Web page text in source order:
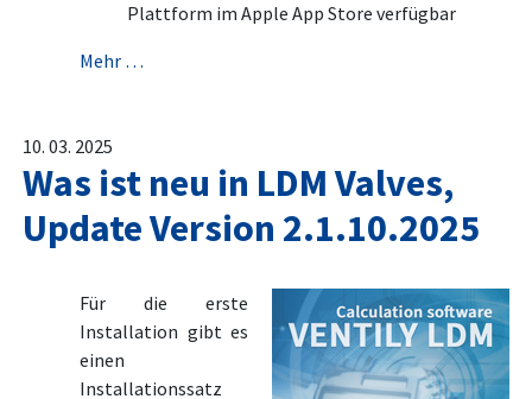
Plattform im Apple App Store verfügbar
Mehr …
10. 03. 2025
Was ist neu in LDM Valves,
Update Version 2.1.10.2025
Für die erste
Installation gibt es
einen
Installationssatz